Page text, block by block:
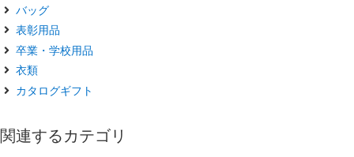
バッグ
表彰用品
卒業・学校用品
衣類
カタログギフト
関連するカテゴリ